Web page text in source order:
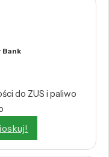
Bank
do ZUS i paliwo